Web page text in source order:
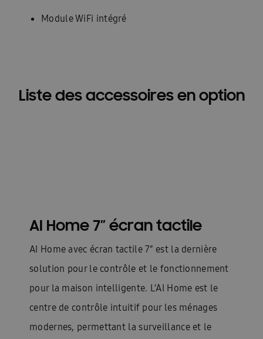
Module WiFi intégré
Liste des accessoires en option
AI Home 7″ écran tactile
AI Home avec écran tactile 7″ est la dernière
solution pour le contrôle et le fonctionnement
pour la maison intelligente. L’AI Home est le
centre de contrôle intuitif pour les ménages
modernes, permettant la surveillance et le